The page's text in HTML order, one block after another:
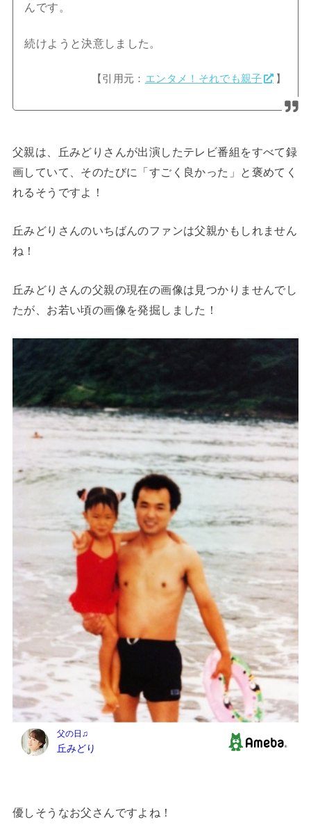
んです。
続けようと決意しました。
【引用元： エンタメ！それでも親子 】
父親は、丘みどりさんが出演したテレビ番組をすべて録
画していて、そのたびに「すごく良かった」と褒めてく
れるそうですよ！
丘みどりさんのいちばんのファンは父親かもしれません
ね！
丘みどりさんの父親の現在の画像は見つかりませんでし
たが、お若い頃の画像を発掘しました！
優しそうなお父さんですよね！